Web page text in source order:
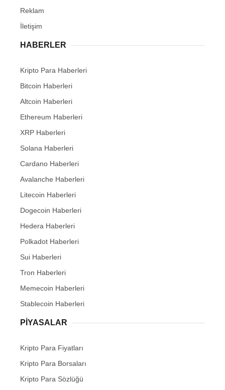
Reklam
İletişim
HABERLER
Kripto Para Haberleri
Bitcoin Haberleri
Altcoin Haberleri
Ethereum Haberleri
XRP Haberleri
Solana Haberleri
Cardano Haberleri
Avalanche Haberleri
Litecoin Haberleri
Dogecoin Haberleri
Hedera Haberleri
Polkadot Haberleri
Sui Haberleri
Tron Haberleri
Memecoin Haberleri
Stablecoin Haberleri
PIYASALAR
Kripto Para Fiyatları
Kripto Para Borsaları
Kripto Para Sözlüğü